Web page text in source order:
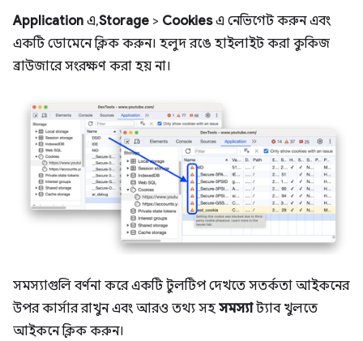
Application এ,Storage > Cookiesএ নেভিগেট করুন এবং
একটি ডোমেনে ক্লিক করুন। হলুদ রঙে হাইলাইট করা কুকিজ
ব্রাউজারে সংরক্ষণ করা হয় না।
সমস্যাগুলি বর্ণনা করে একটি টুলটিপ দেখতে সতর্কতা আইকনের
উপর কার্সার রাখুন এবং আরও তথ্য সহ সমস্যাট্যাব খুলতে
আইকনে ক্লিক করুন।